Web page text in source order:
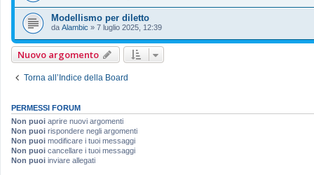
Modellismo per diletto
da Alambic » 7 luglio 2025, 12:39
Nuovo argomento
Torna all’Indice della Board
PERMESSI FORUM
Non puoi aprire nuovi argomenti
Non puoi rispondere negli argomenti
Non puoi modificare i tuoi messaggi
Non puoi cancellare i tuoi messaggi
Non puoi inviare allegati